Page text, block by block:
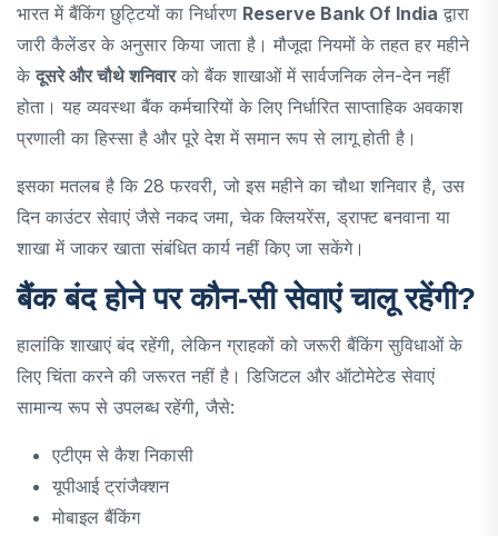
भारत में बैंकिंग छुट्टियों का निर्धारण Reserve Bank Of India द्वारा
जारी कैलेंडर के अनुसार किया जाता है। मौजूदा नियमों के तहत हर महीने
केदूसरे और चौथे शनिवारको बैंक शाखाओं में सार्वजनिक लेन-देन नहीं
होता। यह व्यवस्था बैंक कर्मचारियों के लिए निर्धारित साप्ताहिक अवकाश
प्रणाली का हिस्सा है और पूरे देश में समान रूप से लागू होती है।
इसका मतलब है कि 28 फरवरी, जो इस महीने का चौथा शनिवार है, उस
दिन काउंटर सेवाएं जैसे नकद जमा, चेक क्लियरेंस, ड्राफ्ट बनवाना या
शाखा में जाकर खाता संबंधित कार्य नहीं किए जा सकेंगे।
बैंक बंद होने पर कौन-सी सेवाएं चालू रहेंगी?
हालांकि शाखाएं बंद रहेंगी, लेकिन ग्राहकों को जरूरी बैंकिंग सुविधाओं के
लिए चिंता करने की जरूरत नहीं है। डिजिटल और ऑटोमेटेड सेवाएं
सामान्य रूप से उपलब्ध रहेंगी, जैसे:
एटीएम से कैश निकासी
यूपीआई ट्रांजैक्शन
मोबाइल बैंकिंग